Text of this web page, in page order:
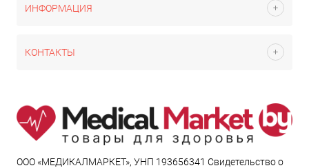
ИНФОРМАЦИЯ
КОНТАКТЫ
ООО «МЕДИКАЛМАРКЕТ», УНП 193656341 Свидетельство о